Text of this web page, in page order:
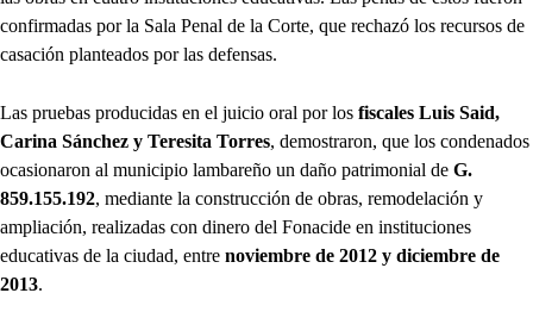
confirmadas por la Sala Penal de la Corte, que rechazó los recursos de
casación planteados por las defensas.
Las pruebas producidas en el juicio oral por los fiscales Luis Said,
Carina Sánchez y Teresita Torres, demostraron, que los condenados
ocasionaron al municipio lambareño un daño patrimonial de G.
859.155.192, mediante la construcción de obras, remodelación y
ampliación, realizadas con dinero del Fonacide en instituciones
educativas de la ciudad, entre noviembre de 2012 y diciembre de
2013.